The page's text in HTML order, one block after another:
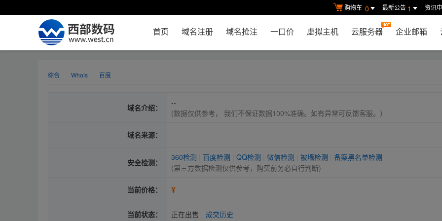
购物车 0 最新公告 1 资讯
首页 域名注册 域名抢注 一口价 虚拟主机 云服务器 企业邮箱
综合 Whois 百度
域名介绍：
--
(数据仅供参考， 我们不保证数据100%准确。如有异常可反馈客服。）
域名来源：
安全检测：
360检测 百度检测 QQ检测 微信检测 被墙检测
备案黑名单检测
(第三方数据检测仅供参考，购买前务必自行判断)
当前价格： ¥
当前状态： 正在出售 成交历史